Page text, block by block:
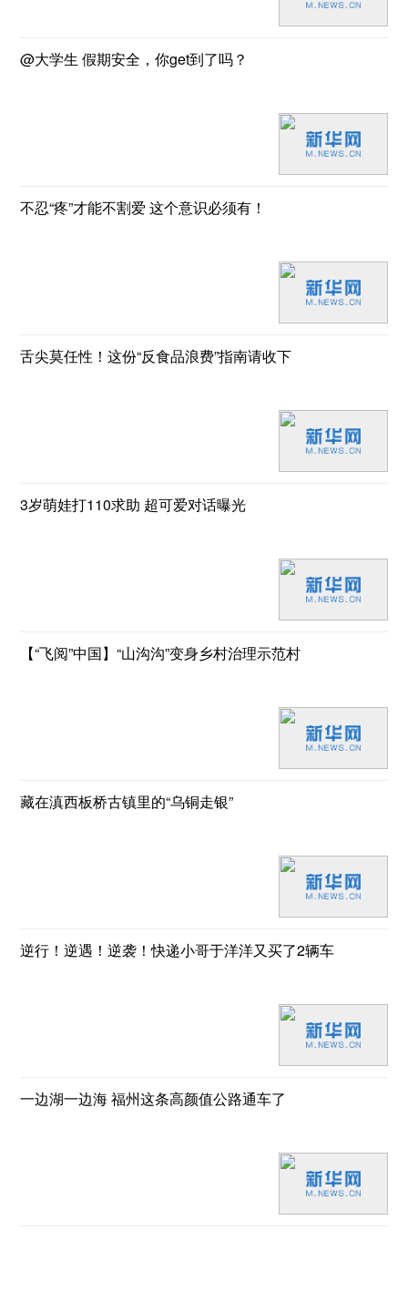
@大学生 假期安全，你get到了吗？
不忍“疼”才能不割爱 这个意识必须有！
舌尖莫任性！这份“反食品浪费”指南请收下
3岁萌娃打110求助 超可爱对话曝光
【“飞阅”中国】“山沟沟”变身乡村治理示范村
藏在滇西板桥古镇里的“乌铜走银”
逆行！逆遇！逆袭！快递小哥于洋洋又买了2辆车
一边湖一边海 福州这条高颜值公路通车了